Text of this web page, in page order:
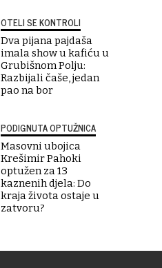
OTELI SE KONTROLI
Dva pijana pajdaša
imala show u kafiću u
Grubišnom Polju:
Razbijali čaše, jedan
pao na bor
PODIGNUTA OPTUŽNICA
Masovni ubojica
Krešimir Pahoki
optužen za 13
kaznenih djela: Do
kraja života ostaje u
zatvoru?